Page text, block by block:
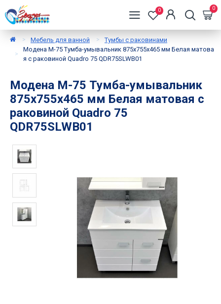
0 0
Мебель для ванной
Тумбы с раковинами
Модена М-75 Тумба-умывальник 875х755х465 мм Белая матова
я с раковиной Quadro 75 QDR75SLWB01
Модена М-75 Тумба-умывальник
875х755х465 мм Белая матовая с
раковиной Quadro 75
QDR75SLWB01